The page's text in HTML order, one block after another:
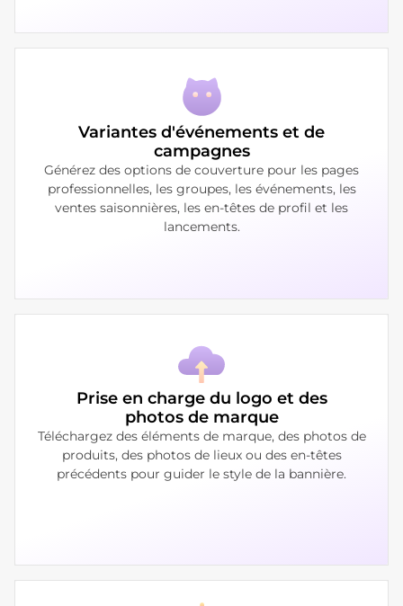
Variantes d'événements et de
campagnes
Générez des options de couverture pour les pages
professionnelles, les groupes, les événements, les
ventes saisonnières, les en-têtes de profil et les
lancements.
Prise en charge du logo et des
photos de marque
Téléchargez des éléments de marque, des photos de
produits, des photos de lieux ou des en-têtes
précédents pour guider le style de la bannière.